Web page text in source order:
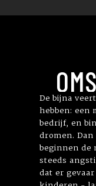
De bijna
hebben: een
bedrijf, en
dromen.
beginnen de
steeds
dat er